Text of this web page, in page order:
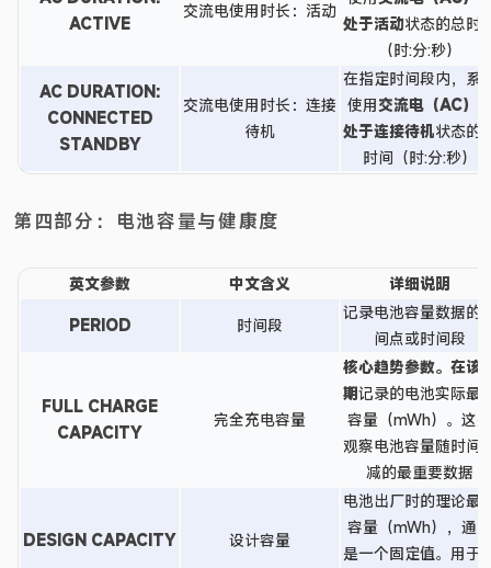
ACTIVE
交流电使用时长：活动
处于活动状态的总时
（时:分:秒）
AC DURATION:
CONNECTED
STANDBY
交流电使用时长：连接
待机
在指定时间段内，系
使用交流电（AC）
处于连接待机状态的
时间（时:分:秒）
第四部分：电池容量与健康度
英文参数 中文含义
详细说明
PERIOD
时间段
记录电池容量数据的
间点或时间段
FULL CHARGE
CAPACITY
完全充电容量
核心趋势参数。 在该
期记录的电池实际最
容量（mWh）。这是
观察电池容量随时间
减的最重要数据
DESIGN CAPACITY 设计容量
电池出厂时的理论最
容量（mWh），通常
是一个固定值。用于